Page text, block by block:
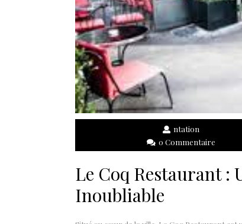
ntation
0 Commentaire
Le Coq Restaurant :
Inoubliable